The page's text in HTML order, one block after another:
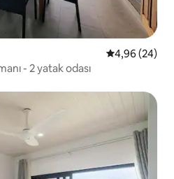
5 üzerinden
4,96 (24)
- 2 yatak odası
beğenilenler arasında